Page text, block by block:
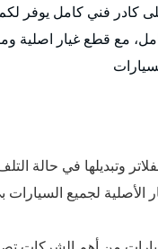
كادر فني كامل يوفر
مع قطع غيار اصلية
وتبديلها في حالة
الأصلية لجميع